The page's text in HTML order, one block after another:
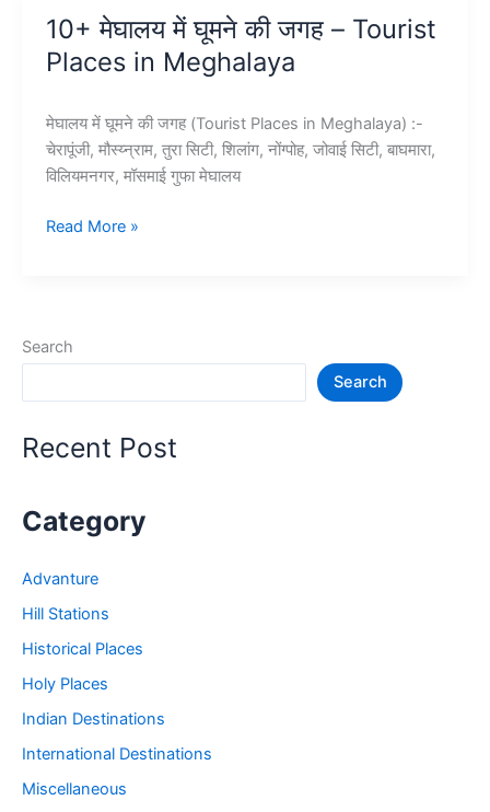
10+ मेघालय में घूमने की जगह – Tourist
Places in Meghalaya
मेघालय में घूमने की जगह (Tourist Places in Meghalaya) :-
चेरापूंजी, मौस्य्न्राम, तुरा सिटी, शिलांग, नोंग्पोह, जोवाई सिटी, बाघमारा,
विलियमनगर, मॉसमाई गुफा मेघालय
10+
जगह
in
Read More »
Search
Search
Recent Post
Category
Advanture
Hill Stations
Historical Places
Holy Places
Indian Destinations
International Destinations
Miscellaneous